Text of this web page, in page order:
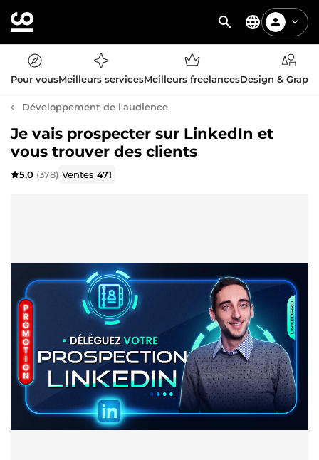
Pour vousMeilleurs servicesMeilleurs freelancesDesign &
Développement de l'audience
Je vais prospecter sur LinkedIn et
vous trouver des clients
5,0 (378) Ventes471